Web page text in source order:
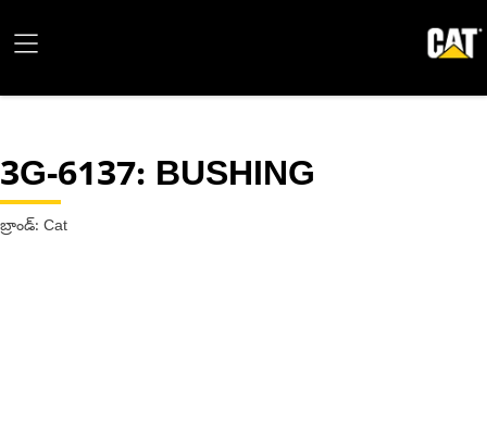
3G-6137: BUSHING
బ్రాండ్: Cat